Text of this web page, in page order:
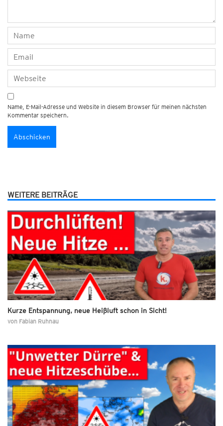
Name, E-Mail-Adresse und Website in diesem Browser für meinen nächsten
Kommentar speichern.
WEITERE BEITRÄGE
Kurze Entspannung, neue Heißluft schon in Sicht!
von Fabian Ruhnau